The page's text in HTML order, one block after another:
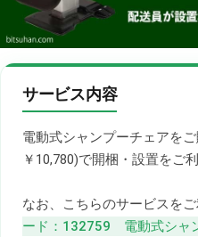
サービス内容
電動式シャンプーチェアを
￥10,780)で開梱・設置をご
なお、こちらのサービスをご
ード：132759 電動式シャ